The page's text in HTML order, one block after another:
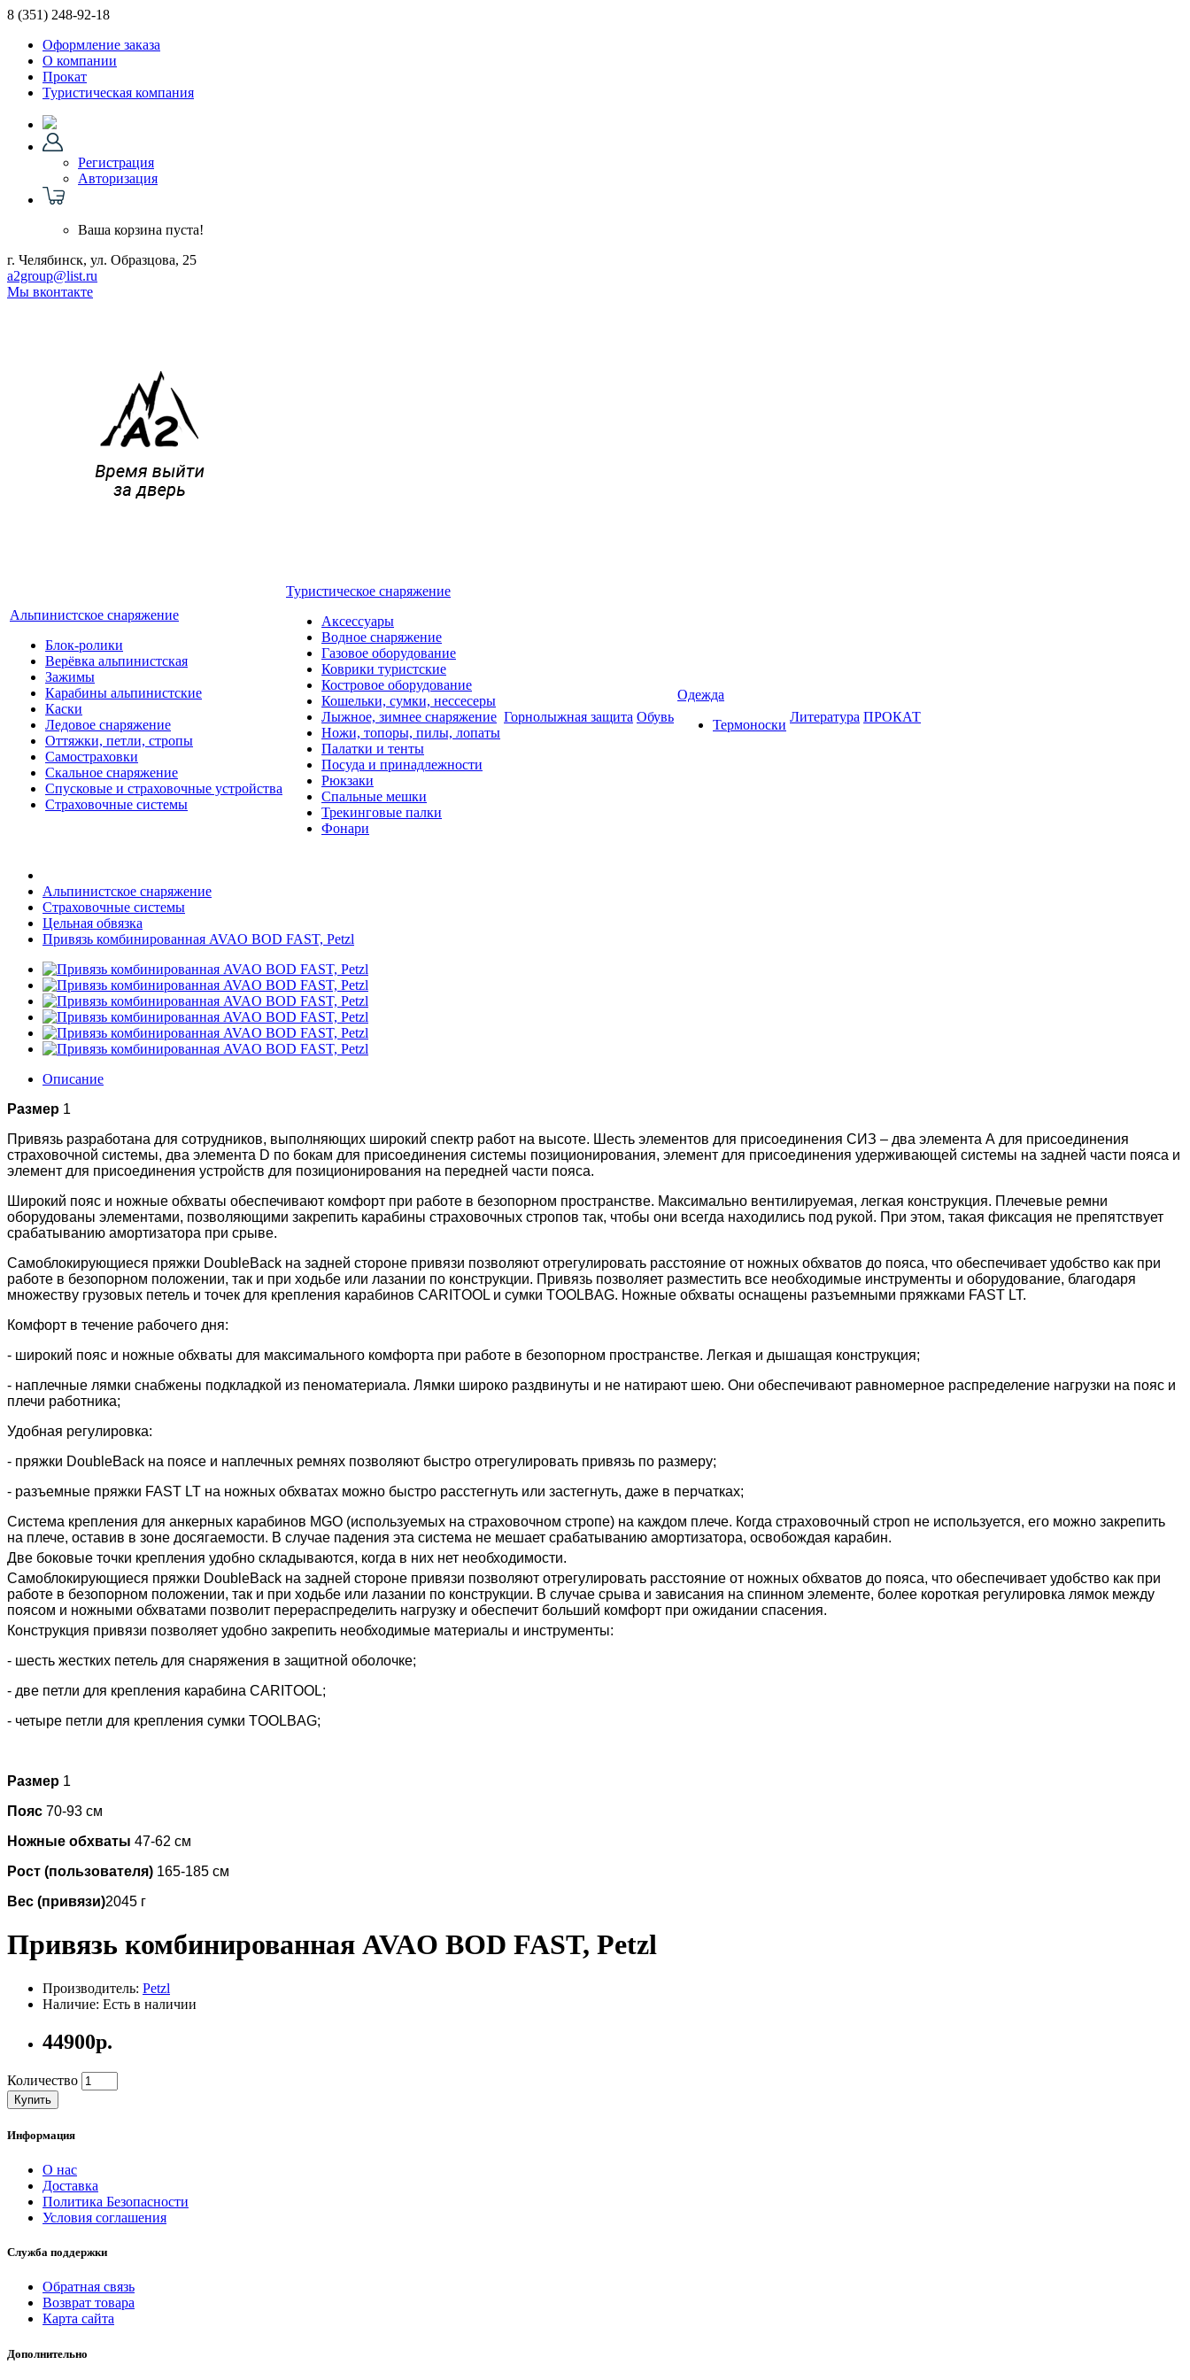
8 (351) 248-92-18
Оформление заказа
О компании
Прокат
Туристическая компания
Регистрация
Авторизация
Ваша корзина пуста!
г. Челябинск, ул. Образцова, 25
a2group@list.ru
Мы вконтакте
Альпинистское снаряжение
Блок-ролики
Верёвка альпинистская
Зажимы
Карабины альпинистские
Каски
Ледовое снаряжение
Оттяжки, петли, стропы
Самостраховки
Скальное снаряжение
Спусковые и страховочные устройства
Страховочные системы
Туристическое снаряжение
Аксессуары
Водное снаряжение
Газовое оборудование
Коврики туристские
Костровое оборудование
Кошельки, сумки, нессесеры
Лыжное, зимнее снаряжение
Ножи, топоры, пилы, лопаты
Палатки и тенты
Посуда и принадлежности
Рюкзаки
Спальные мешки
Трекинговые палки
Фонари
Горнолыжная защита Обувь
Одежда
Термоноски
Литература ПРОКАТ
Альпинистское снаряжение
Страховочные системы
Цельная обвязка
Привязь комбинированная AVAO BOD FAST, Petzl
Описание
Размер 1
Привязь разработана для сотрудников, выполняющих широкий спектр работ на высоте. Шесть элементов для присоединения СИЗ – два элемента А для присоединения
страховочной системы, два элемента D по бокам для присоединения системы позиционирования, элемент для присоединения удерживающей системы на задней части пояса и
элемент для присоединения устройств для позиционирования на передней части пояса.
Широкий пояс и ножные обхваты обеспечивают комфорт при работе в безопорном пространстве. Максимально вентилируемая, легкая конструкция. Плечевые ремни
оборудованы элементами, позволяющими закрепить карабины страховочных стропов так, чтобы они всегда находились под рукой. При этом, такая фиксация не препятствует
срабатыванию амортизатора при срыве.
Самоблокирующиеся пряжки DoubleBack на задней стороне привязи позволяют отрегулировать расстояние от ножных обхватов до пояса, что обеспечивает удобство как при
работе в безопорном положении, так и при ходьбе или лазании по конструкции. Привязь позволяет разместить все необходимые инструменты и оборудование, благодаря
множеству грузовых петель и точек для крепления карабинов CARITOOL и сумки TOOLBAG. Ножные обхваты оснащены разъемными пряжками FAST LT.
Комфорт в течение рабочего дня:
- широкий пояс и ножные обхваты для максимального комфорта при работе в безопорном пространстве. Легкая и дышащая конструкция;
- наплечные лямки снабжены подкладкой из пеноматериала. Лямки широко раздвинуты и не натирают шею. Они обеспечивают равномерное распределение нагрузки на пояс и
плечи работника;
Удобная регулировка:
- пряжки DoubleBack на поясе и наплечных ремнях позволяют быстро отрегулировать привязь по размеру;
- разъемные пряжки FAST LT на ножных обхватах можно быстро расстегнуть или застегнуть, даже в перчатках;
Система крепления для анкерных карабинов MGO (используемых на страховочном стропе) на каждом плече. Когда страховочный строп не используется, его можно закрепить
на плече, оставив в зоне досягаемости. В случае падения эта система не мешает срабатыванию амортизатора, освобождая карабин.
Две боковые точки крепления удобно складываются, когда в них нет необходимости.
Самоблокирующиеся пряжки DoubleBack на задней стороне привязи позволяют отрегулировать расстояние от ножных обхватов до пояса, что обеспечивает удобство как при
работе в безопорном положении, так и при ходьбе или лазании по конструкции. В случае срыва и зависания на спинном элементе, более короткая регулировка лямок между
поясом и ножными обхватами позволит перераспределить нагрузку и обеспечит больший комфорт при ожидании спасения.
Конструкция привязи позволяет удобно закрепить необходимые материалы и инструменты:
- шесть жестких петель для снаряжения в защитной оболочке;
- две петли для крепления карабина CARITOOL;
- четыре петли для крепления сумки TOOLBAG;
Размер 1
Пояс 70-93 см
Ножные обхваты 47-62 см
Рост (пользователя) 165-185 см
Вес (привязи)2045 г
Привязь комбинированная AVAO BOD FAST, Petzl
Производитель: Petzl
Наличие: Есть в наличии
44900р.
Количество
Купить
Информация
О нас
Доставка
Политика Безопасности
Условия соглашения
Служба поддержки
Обратная связь
Возврат товара
Карта сайта
Дополнительно